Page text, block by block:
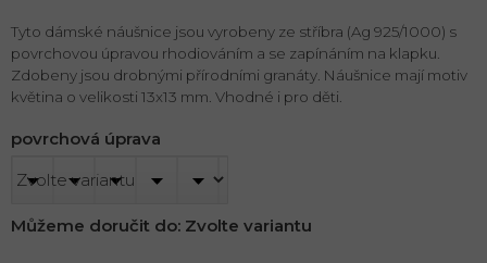
povrchová úprava
Můžeme doručit do: Zvolte variantu
Tyto dámské náušnice jsou vyrobeny ze stříbra (Ag 925/1000) s
povrchovou úpravou rhodiováním a se zapínáním na klapku.
Zdobeny jsou drobnými přírodními granáty. Náušnice mají motiv
květina o velikosti 13x13 mm. Vhodné i pro děti.